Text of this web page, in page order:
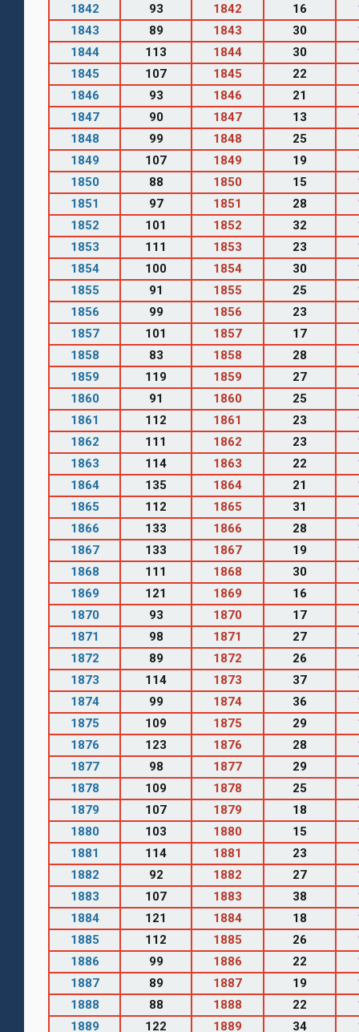
1842
93 1842 16
1843
89 1843 30
1844
113 1844 30
1845
107 1845 22
1846
93 1846 21
1847
90 1847 13
1848
99 1848 25
1849
107 1849 19
1850
88 1850 15
1851
97 1851 28
1852
101 1852 32
1853
111 1853 23
1854
100 1854 30
1855
91 1855 25
1856
99 1856 23
1857
101 1857 17
1858
83 1858 28
1859
119 1859 27
1860
91 1860 25
1861
112 1861 23
1862
111 1862 23
1863
114 1863 22
1864
135 1864 21
1865
112 1865 31
1866
133 1866 28
1867
133 1867 19
1868
111 1868 30
1869
121 1869 16
1870
93 1870 17
1871
98 1871 27
1872
89 1872 26
1873
114 1873 37
1874
99 1874 36
1875
109 1875 29
1876
123 1876 28
1877
98 1877 29
1878
109 1878 25
1879
107 1879 18
1880
103 1880 15
1881
114 1881 23
1882
92 1882 27
1883
107 1883 38
1884
121 1884 18
1885
112 1885 26
1886
99 1886 22
1887
89 1887 19
1888
88 1888 22
1889
122 1889 34